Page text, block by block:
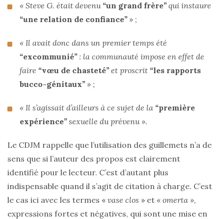
« Steve G. était devenu“un grand frère”qui instaure
“une relation de confiance”» ;
« Il avait donc dans un premier temps été
“excommunié” : la communauté impose en effet de
faire “vœu de chasteté”et proscrit “les rapports
bucco-génitaux”» ;
« Il s’agissait d’ailleurs à ce sujet de la “première
expérience”sexuelle du prévenu ».
Le CDJM rappelle que l’utilisation des guillemets n’a de
sens que si l’auteur des propos est clairement
identifié pour le lecteur. C’est d’autant plus
indispensable quand il s’agit de citation à charge. C’est
le cas ici avec les termes « vase clos » et « omerta »,
expressions fortes et négatives, qui sont une mise en